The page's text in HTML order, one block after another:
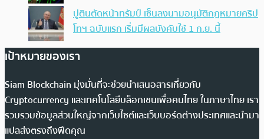
ปูตินตัดหน้าทรัมป์ เซ็นลงนามอนุมัติกฎหมายคริป
โทฯ ฉบับแรก เริ่มมีผลบังคับใช้ 1 ก.ย. นี้
เป้าหมายของเรา
Siam Blockchain มุ่งมั่นที่จะช่วยนำเสนอสารเกี่ยวกับ
Cryptocurrency และเทคโนโลยีบล็อกเชนเพื่อคนไทย ในภาษาไทย เรา
รวบรวมข้อมูลส่วนใหญ่จากเว็บไซต์และเว็บบอร์ดต่างประเทศและนำมา
แปลส่งตรงถึงฟีดคุณ